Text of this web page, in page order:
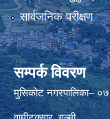
सार्वजनिक परीक्षण
सम्पर्क विवरण
मुसिकोट नगरपालिका– ०७